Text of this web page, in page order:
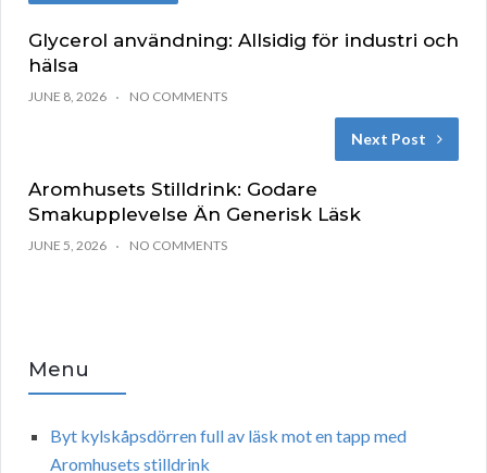
Glycerol användning: Allsidig för industri och
hälsa
JUNE 8, 2026 NO COMMENTS
Next Post
Aromhusets Stilldrink: Godare
Smakupplevelse Än Generisk Läsk
JUNE 5, 2026 NO COMMENTS
Menu
Byt kylskåpsdörren full av läsk mot en tapp med
Aromhusets stilldrink